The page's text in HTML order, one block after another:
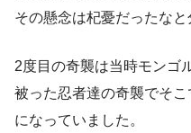
その懸念は杞憂だったなと
2度目の奇襲は当時モンゴ
被った忍者達の奇襲でそ
になっていました。